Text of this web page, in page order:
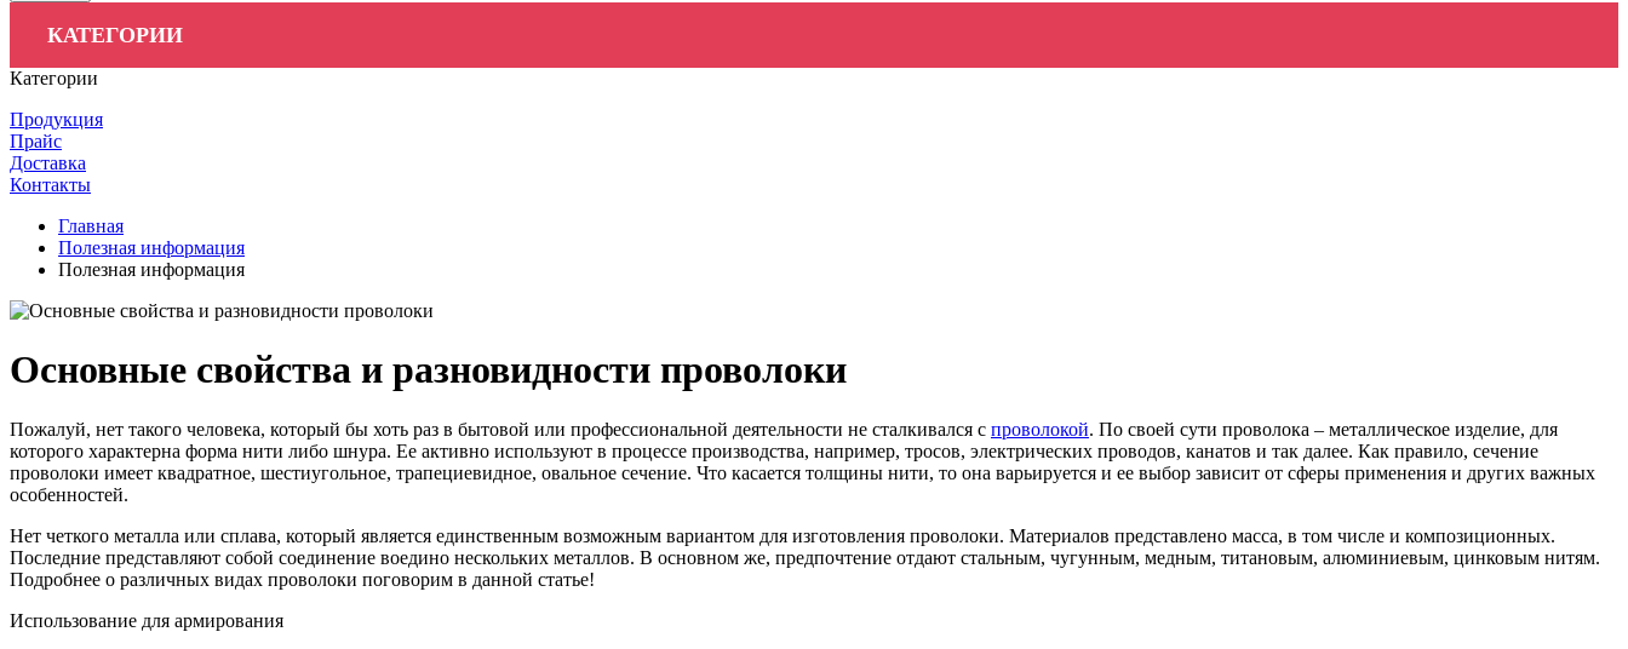
КАТЕГОРИИ
Категории
Продукция
Прайс
Доставка
Контакты
Главная
Полезная информация
Полезная информация
Основные свойства и разновидности проволоки
Пожалуй, нет такого человека, который бы хоть раз в бытовой или профессиональной деятельности не сталкивался с проволокой. По своей сути проволока – металлическое изделие, для
которого характерна форма нити либо шнура. Ее активно используют в процессе производства, например, тросов, электрических проводов, канатов и так далее. Как правило, сечение
проволоки имеет квадратное, шестиугольное, трапециевидное, овальное сечение. Что касается толщины нити, то она варьируется и ее выбор зависит от сферы применения и других важных
особенностей.
Нет четкого металла или сплава, который является единственным возможным вариантом для изготовления проволоки. Материалов представлено масса, в том числе и композиционных.
Последние представляют собой соединение воедино нескольких металлов. В основном же, предпочтение отдают стальным, чугунным, медным, титановым, алюминиевым, цинковым нитям.
Подробнее о различных видах проволоки поговорим в данной статье!
Использование для армирования